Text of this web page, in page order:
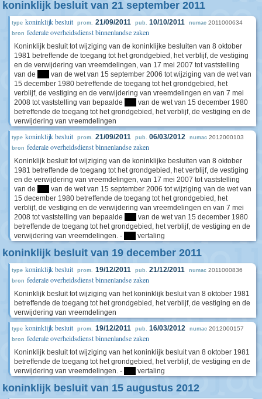
koninklijk besluit van 21 september 2011
type koninklijk besluit prom. 21/09/2011 pub. 10/10/2011 numac 2011000634
bron federale overheidsdienst binnenlandse zaken
Koninklijk besluit tot wijziging van de koninklijke besluiten van 8 oktober
1981 betreffende de toegang tot het grondgebied, het verblijf, de vestiging
en de verwijdering van vreemdelingen, van 17 mei 2007 tot vaststelling
van de
van de wet van 15 september 2006 tot wijziging van de wet van
15 december 1980 betreffende de toegang tot het grondgebied, het
verblijf, de vestiging en de verwijdering van vreemdelingen en van 7 mei
2008 tot vaststelling van bepaalde
van de wet van 15 december 1980
betreffende de toegang tot het grondgebied, het verblijf, de vestiging en de
verwijdering van vreemdelingen
type koninklijk besluit prom. 21/09/2011 pub. 06/03/2012 numac 2012000103
bron federale overheidsdienst binnenlandse zaken
Koninklijk besluit tot wijziging van de koninklijke besluiten van 8 oktober
1981 betreffende de toegang tot het grondgebied, het verblijf, de vestiging
en de verwijdering van vreemdelingen, van 17 mei 2007 tot vaststelling
van de
van de wet van 15 september 2006 tot wijziging van de wet van
15 december 1980 betreffende de toegang tot het grondgebied, het
verblijf, de vestiging en de verwijdering van vreemdelingen en van 7 mei
2008 tot vaststelling van bepaalde
van de wet van 15 december 1980
betreffende de toegang tot het grondgebied, het verblijf, de vestiging en de
verwijdering van vreemdelingen. -
vertaling
koninklijk besluit van 19 december 2011
type koninklijk besluit prom. 19/12/2011 pub. 21/12/2011 numac 2011000836
bron federale overheidsdienst binnenlandse zaken
Koninklijk besluit tot wijziging van het koninklijk besluit van 8 oktober 1981
betreffende de toegang tot het grondgebied, het verblijf, de vestiging en de
verwijdering van vreemdelingen
type koninklijk besluit prom. 19/12/2011 pub. 16/03/2012 numac 2012000157
bron federale overheidsdienst binnenlandse zaken
Koninklijk besluit tot wijziging van het koninklijk besluit van 8 oktober 1981
betreffende de toegang tot het grondgebied, het verblijf, de vestiging en de
verwijdering van vreemdelingen. -
vertaling
koninklijk besluit van 15 augustus 2012